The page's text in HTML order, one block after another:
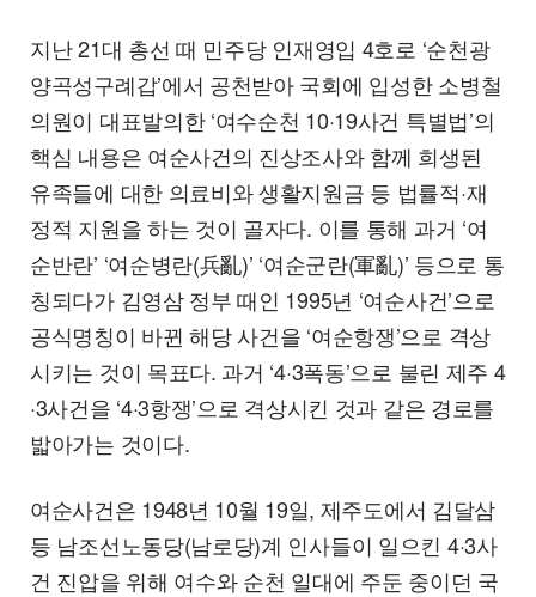
지난 21대 총선 때 민주당 인재영입 4호로 ‘순천광
양곡성구례갑’에서 공천받아 국회에 입성한 소병철
의원이 대표발의한 ‘여수순천 10·19사건 특별법’의
핵심 내용은 여순사건의 진상조사와 함께 희생된
유족들에 대한 의료비와 생활지원금 등 법률적·재
정적 지원을 하는 것이 골자다. 이를 통해 과거 ‘여
순반란’ ‘여순병란(兵亂)’ ‘여순군란(軍亂)’ 등으로 통
칭되다가 김영삼 정부 때인 1995년 ‘여순사건’으로
공식명칭이 바뀐 해당 사건을 ‘여순항쟁’으로 격상
시키는 것이 목표다. 과거 ‘4·3폭동’으로 불린 제주 4
·3사건을 ‘4·3항쟁’으로 격상시킨 것과 같은 경로를
밟아가는 것이다.
여순사건은 1948년 10월 19일, 제주도에서 김달삼
등 남조선노동당(남로당)계 인사들이 일으킨 4·3사
건 진압을 위해 여수와 순천 일대에 주둔 중이던 국